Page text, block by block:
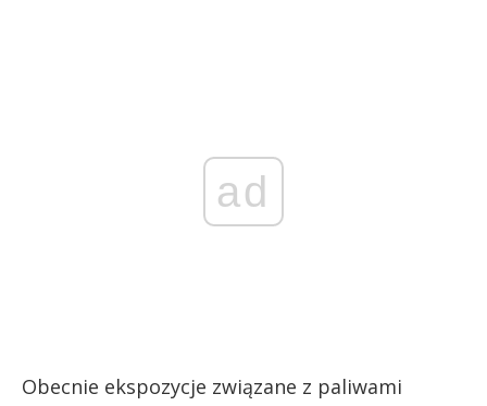
ad
Obecnie ekspozycje związane z paliwami